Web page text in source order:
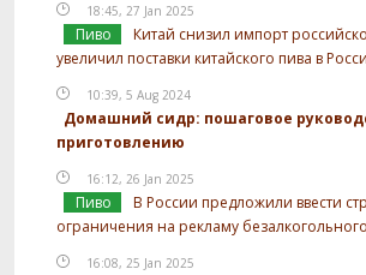
18:45, 27 Jan 2025
Пиво
Китай снизил импорт
увеличил поставки китайского пива в
10:39, 5 Aug 2024
Домашний сидр: пошаговое
приготовлению
16:12, 26 Jan 2025
Пиво
В России предложили ввести
ограничения на рекламу
16:08, 25 Jan 2025